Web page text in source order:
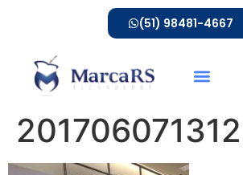
(51) 98481-4667